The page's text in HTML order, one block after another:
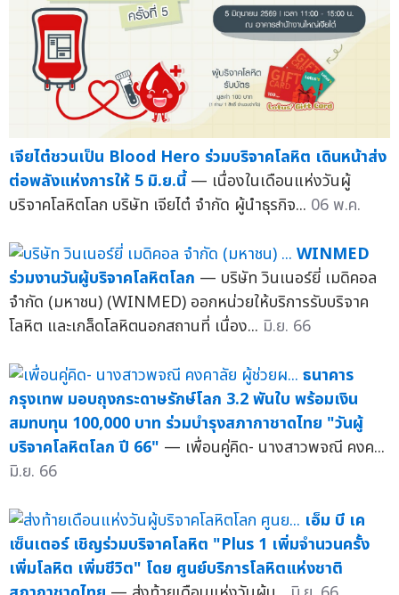
เจียไต๋ชวนเป็น Blood Hero ร่วมบริจาคโลหิต เดินหน้าส่ง
ต่อพลังแห่งการให้ 5 มิ.ย.นี้ — เนื่องในเดือนแห่งวันผู้
บริจาคโลหิตโลก บริษัท เจียไต๋ จำกัด ผู้นำธุรกิจ... 06 พ.ค.
WINMED
ร่วมงานวันผู้บริจาคโลหิตโลก — บริษัท วินเนอร์ยี่ เมดิคอล
จำกัด (มหาชน) (WINMED) ออกหน่วยให้บริการรับบริจาค
โลหิต และเกล็ดโลหิตนอกสถานที่ เนื่อง... มิ.ย. 66
ธนาคาร
กรุงเทพ มอบถุงกระดาษรักษ์โลก 3.2 พันใบ พร้อมเงิน
สมทบทุน 100,000 บาท ร่วมบำรุงสภากาชาดไทย "วันผู้
บริจาคโลหิตโลก ปี 66" — เพื่อนคู่คิด- นางสาวพจณี คงค...
มิ.ย. 66
เอ็ม บี เค
เซ็นเตอร์ เชิญร่วมบริจาคโลหิต "Plus 1 เพิ่มจำนวนครั้ง
เพิ่มโลหิต เพิ่มชีวิต" โดย ศูนย์บริการโลหิตแห่งชาติ